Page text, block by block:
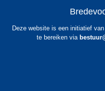
Deze website is een initiatief van
te bereiken via